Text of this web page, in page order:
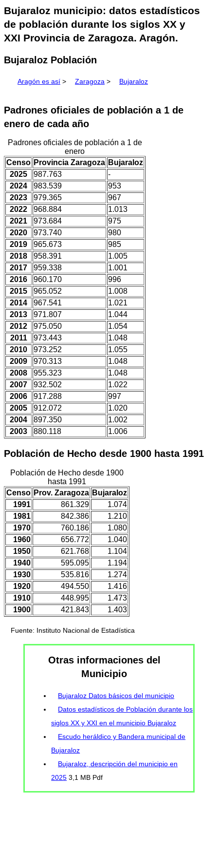
Bujaraloz municipio: datos estadísticos
de población durante los siglos XX y
XXI Provincia de Zaragoza. Aragón.
Bujaraloz Población
Aragón es así > Zaragoza > Bujaraloz
Padrones oficiales de población a 1 de
enero de cada año
Padrones oficiales de población a 1 de
enero
Censo Provincia Zaragoza Bujaraloz
2025
987.763
-
2024
983.539
953
2023
979.365
967
2022
968.884
1.013
2021
973.684
975
2020
973.740
980
2019
965.673
985
2018
958.391
1.005
2017
959.338
1.001
2016
960.170
996
2015
965.052
1.008
2014
967.541
1.021
2013
971.807
1.044
2012
975.050
1.054
2011
973.443
1.048
2010
973.252
1.055
2009
970.313
1.048
2008
955.323
1.048
2007
932.502
1.022
2006
917.288
997
2005
912.072
1.020
2004
897.350
1.002
2003
880.118 1.006
Población de Hecho desde 1900 hasta 1991
Población de Hecho desde 1900
hasta 1991
Censo Prov. Zaragoza Bujaraloz
1991
861.329
1.074
1981
842.386
1.210
1970
760.186
1.080
1960
656.772
1.040
1950
621.768
1.104
1940
595.095
1.194
1930
535.816
1.274
1920
494.550
1.416
1910
448.995
1.473
1900
421.843 1.403
Fuente: Instituto Nacional de Estadística
Otras informaciones del
Municipio
Bujaraloz Datos básicos del municipio
Datos estadísticos de Población durante los
siglos XX y XXI en el municipio Bujaraloz
Escudo heráldico y Bandera municipal de
Bujaraloz
Bujaraloz, descripción del municipio en
2025 3,1 MB Pdf